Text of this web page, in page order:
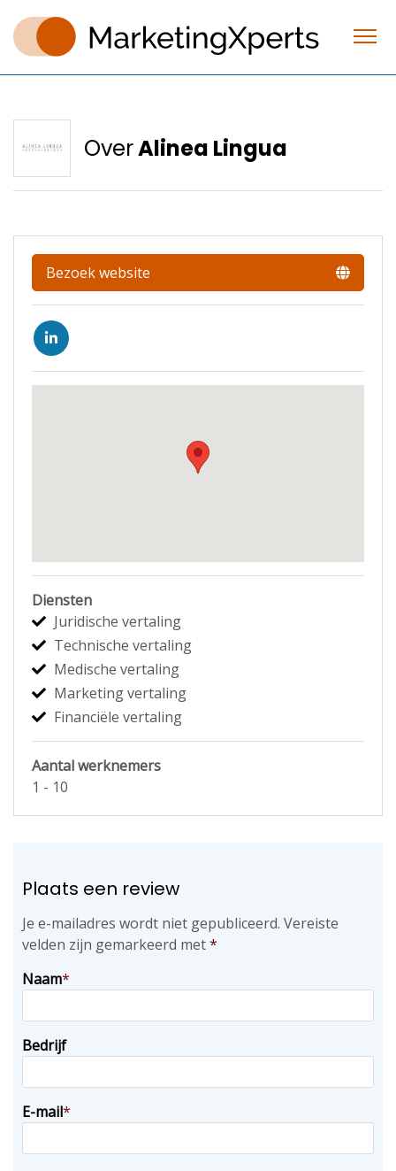
OverAlinea Lingua
Bezoek website
Diensten
Juridische vertaling
Technische vertaling
Medische vertaling
Marketing vertaling
Financiële vertaling
Aantal werknemers
1 - 10
Plaats een review
Je e-mailadres wordt niet gepubliceerd. Vereiste
velden zijn gemarkeerd met*
Naam*
Bedrijf
E-mail*